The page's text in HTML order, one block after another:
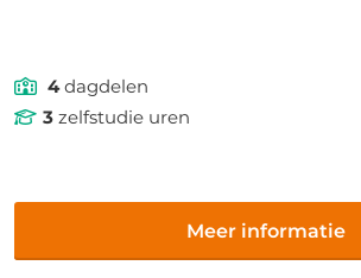
4dagdelen
3 zelfstudie uren
Meer informatie